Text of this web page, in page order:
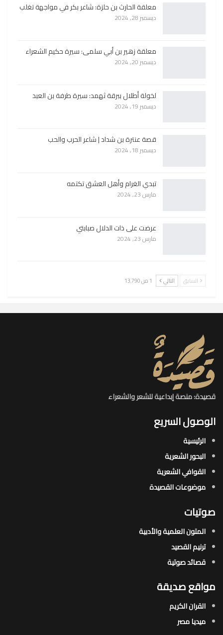
معلقة الحارث بن حلزة: شاعر بكر في مواجهة تغلب
ديسمبر 28, 2024
معلقة زهير بن أبي سلمى: سيرة حكيم الشعراء
ديسمبر 20, 2024
لخولة أطلال ببرقة ثهمد: سيرة طرفة بن العبد
ديسمبر 19, 2024
قصة عنترة بن شداد | شاعر الحرب والحب
ديسمبر 18, 2024
تبدي الغرام وأهل العشق تكتمه
مارس 23, 2024
عرضت على ذات الدلال صبابتي
مارس 23, 2024
السابق التالي 1 من 13٬790
قصيدة: منصة إبداعية للشعر والشعراء
الوصول السريع
الرئيسية
البحور الشعرية​
القوافي الشعرية​
موضوعات القصيدة​
صوتيات
المتون العلمية والأدبية
ترنيم القصيد
قصائد صوتية
مواقع صديقة
القران الكريم
ميديا مصر